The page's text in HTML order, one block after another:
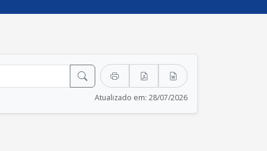
Atualizado em: 28/07/2026